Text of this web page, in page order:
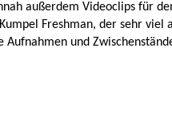
außerdem Videoclips für
Freshman, der sehr viel
und